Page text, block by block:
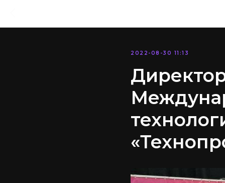
2022-08-30 11:13